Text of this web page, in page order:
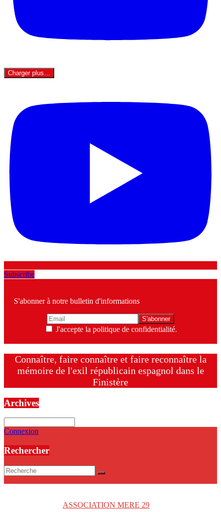
Charger plus…
Subscribe
S'abonner à notre bulletin d'informations
J'accepte la politique de confidentialité.
Connaître, faire connaître et faire reconnaître la
mémoire de l'exil républicain espagnol dans le
Finistère
Archives
Connexion
Rechercher
ASSOCIATION MERE 29